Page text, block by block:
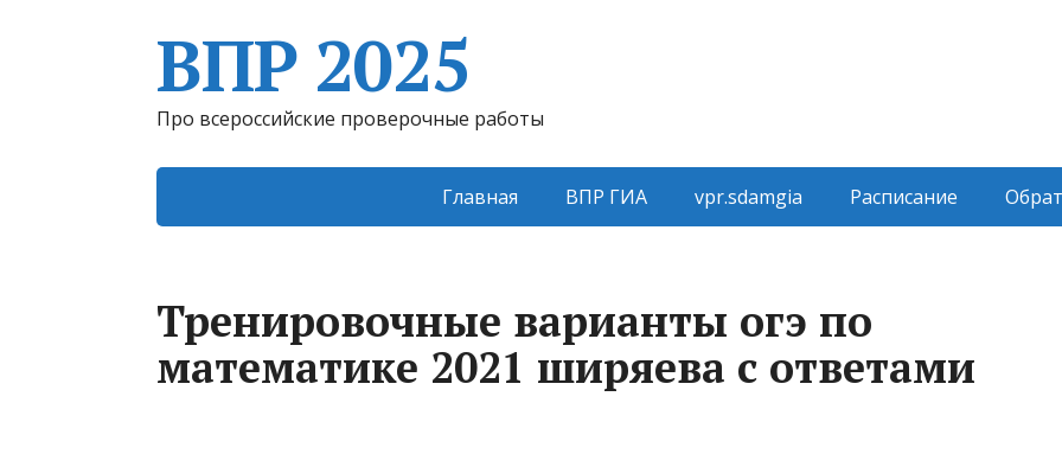
ВПР 2025
Про всероссийские проверочные работы
Главная ВПР ГИА vpr.sdamgia Расписание
Тренировочные варианты огэ по
математике 2021 ширяева с ответами